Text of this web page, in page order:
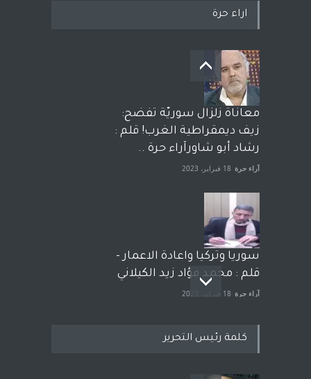
اراء حرة
معاناة زلزال سوريّة تفضح:
زيف ديمقراطية الغرب! قلم :
رشاد أبو شاورآراء حرة ..
آراء حرة 18 فبراير، 2023
سوريا وتركيا واعادة الاعمار -
قلم : محمد فؤاد زيد الكيلاني
آراء حرة 18 فبراير، 2023
كلمة رئيس التحرير